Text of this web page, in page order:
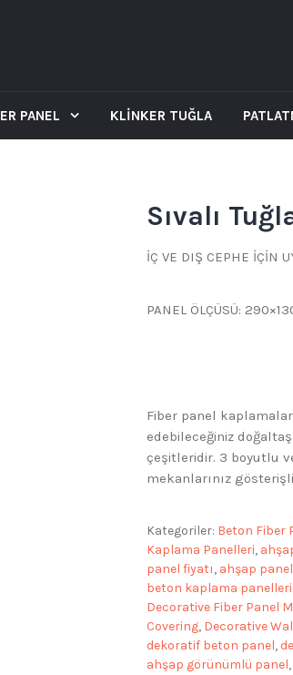
PANEL KLİNKER TUĞLA
Sıvalı
İÇ VE DIŞ CEPHE İÇİN
PANEL ÖLÇÜSÜ:
Fiber panel
edebileceğiniz
çeşitleridir. 3 boyutlu
mekanlarınız
Kategoriler: Beton Fiber
Kaplama Panelleri,
panel fiyatı, ahşap
beton kaplama panelleri
Decorative Fiber Panel
Covering, Decorative
dekoratif beton panel,
ahşap görünümlü panel,